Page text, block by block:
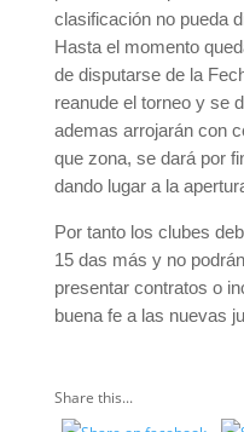
clasificación no pueda
Hasta el momento
de disputarse de la
reanude el torneo y se
ademas arrojarán con
que zona, se dará por
dando lugar a la
Por tanto los clubes
15 das más y no
presentar contratos o
buena fe a las nuevas
Share this...